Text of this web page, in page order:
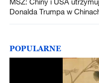
Donalda Trumpa w
POPULARNE